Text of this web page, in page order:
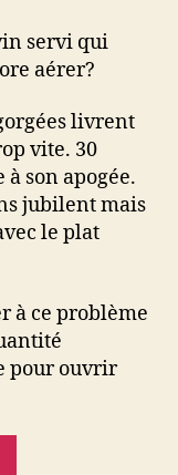
servi qui
aérer?
livrent
vite. 30
son apogée.
jubilent mais
le plat
à ce problème
pour ouvrir